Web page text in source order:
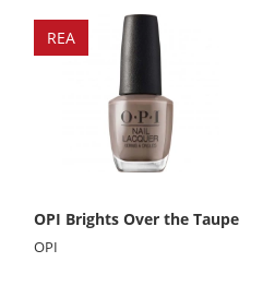
REA
OPI Brights Over the Taupe
OPI